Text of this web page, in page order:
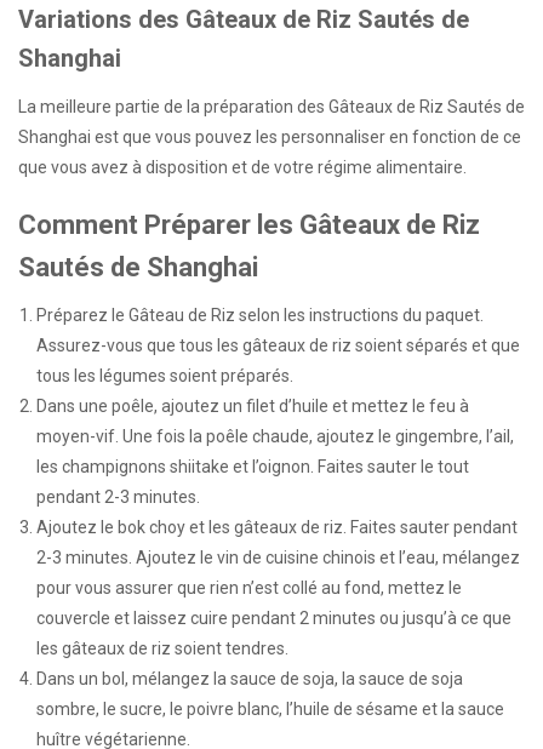
Variations des Gâteaux de Riz Sautés de
Shanghai
La meilleure partie de la préparation des Gâteaux de Riz Sautés de
Shanghai est que vous pouvez les personnaliser en fonction de ce
que vous avez à disposition et de votre régime alimentaire.
Comment Préparer les Gâteaux de Riz
Sautés de Shanghai
Préparez le Gâteau de Riz selon les instructions du paquet.
Assurez-vous que tous les gâteaux de riz soient séparés et que
tous les légumes soient préparés.
Dans une poêle, ajoutez un filet d’huile et mettez le feu à
moyen-vif. Une fois la poêle chaude, ajoutez le gingembre, l’ail,
les champignons shiitake et l’oignon. Faites sauter le tout
pendant 2-3 minutes.
Ajoutez le bok choy et les gâteaux de riz. Faites sauter pendant
2-3 minutes. Ajoutez le vin de cuisine chinois et l’eau, mélangez
pour vous assurer que rien n’est collé au fond, mettez le
couvercle et laissez cuire pendant 2 minutes ou jusqu’à ce que
les gâteaux de riz soient tendres.
Dans un bol, mélangez la sauce de soja, la sauce de soja
sombre, le sucre, le poivre blanc, l’huile de sésame et la sauce
huître végétarienne.